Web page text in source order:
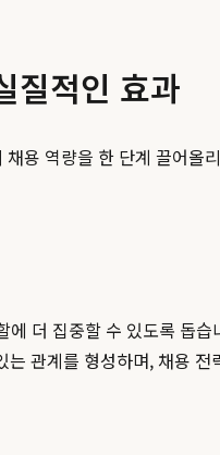
질적인 효과
용 역량을 한 단계 끌어
더 집중할 수 있도록 돕
관계를 형성하며, 채용